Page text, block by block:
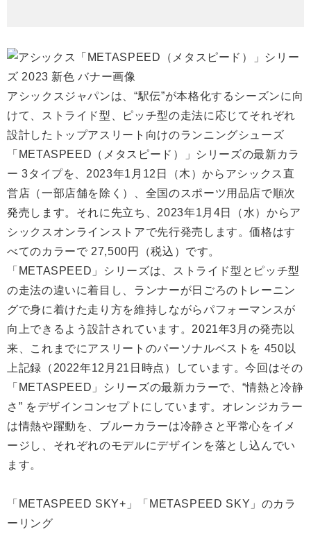
アシックスジャパンは、“駅伝”が本格化するシーズンに向
けて、ストライド型、ピッチ型の走法に応じてそれぞれ
設計したトップアスリート向けのランニングシューズ
「METASPEED（メタスピード）」シリーズの最新カラ
ー 3タイプを、2023年1月12日（木）からアシックス直
営店（一部店舗を除く）、全国のスポーツ用品店で順次
発売します。それに先立ち、2023年1月4日（水）からア
シックスオンラインストアで先行発売します。価格はす
べてのカラーで 27,500円（税込）です。
「METASPEED」シリーズは、ストライド型とピッチ型
の走法の違いに着目し、ランナーが日ごろのトレーニン
グで身に着けた走り方を維持しながらパフォーマンスが
向上できるよう設計されています。2021年3月の発売以
来、これまでにアスリートのパーソナルベストを 450以
上記録（2022年12月21日時点）しています。今回はその
「METASPEED」シリーズの最新カラーで、“情熱と冷静
さ” をデザインコンセプトにしています。オレンジカラー
は情熱や躍動を、ブルーカラーは冷静さと平常心をイメ
ージし、それぞれのモデルにデザインを落とし込んでい
ます。
「METASPEED SKY+」「METASPEED SKY」のカラ
ーリング